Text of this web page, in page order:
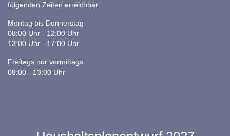
folgenden Zeiten erreichbar:
Montag bis Donnerstag
08:00 Uhr - 12:00 Uhr
13:00 Uhr - 17:00 Uhr
Freitags nur vormittags
08:00 - 13:00 Uhr